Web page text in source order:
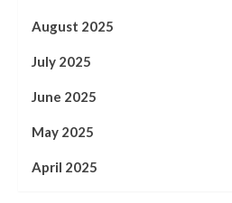
August 2025
July 2025
June 2025
May 2025
April 2025